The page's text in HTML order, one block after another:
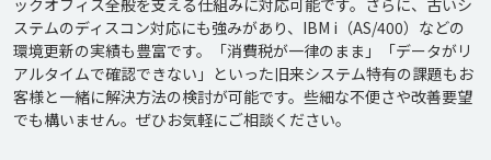
ックオフィス全般を支える仕組みに対応可能です。さらに、古いシ
ステムのディスコン対応にも強みがあり、IBM i（AS/400）などの
環境更新の実績も豊富です。「消費税が一律のまま」「データがリ
アルタイムで確認できない」といった旧来システム特有の課題もお
客様と一緒に解決方法の検討が可能です。些細な不便さや改善要望